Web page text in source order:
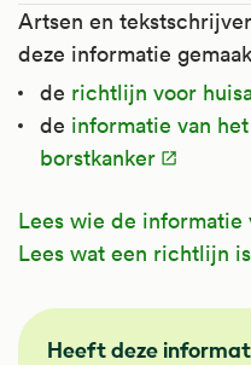
Artsen en
deze informatie
de richtlijn voor
de informatie van
borstkanker
Lees wie de informatie
Lees wat een richtlijn
NHG
Heeft deze